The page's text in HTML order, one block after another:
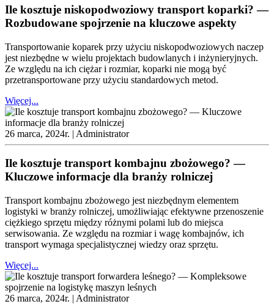
Ile kosztuje niskopodwoziowy transport koparki? —
Rozbudowane spojrzenie na kluczowe aspekty
Transportowanie koparek przy użyciu niskopodwoziowych naczep
jest niezbędne w wielu projektach budowlanych i inżynieryjnych.
Ze względu na ich ciężar i rozmiar, koparki nie mogą być
przetransportowane przy użyciu standardowych metod.
Więcej...
26 marca, 2024r. | Administrator
Ile kosztuje transport kombajnu zbożowego? —
Kluczowe informacje dla branży rolniczej
Transport kombajnu zbożowego jest niezbędnym elementem
logistyki w branży rolniczej, umożliwiając efektywne przenoszenie
ciężkiego sprzętu między różnymi polami lub do miejsca
serwisowania. Ze względu na rozmiar i wagę kombajnów, ich
transport wymaga specjalistycznej wiedzy oraz sprzętu.
Więcej...
26 marca, 2024r. | Administrator